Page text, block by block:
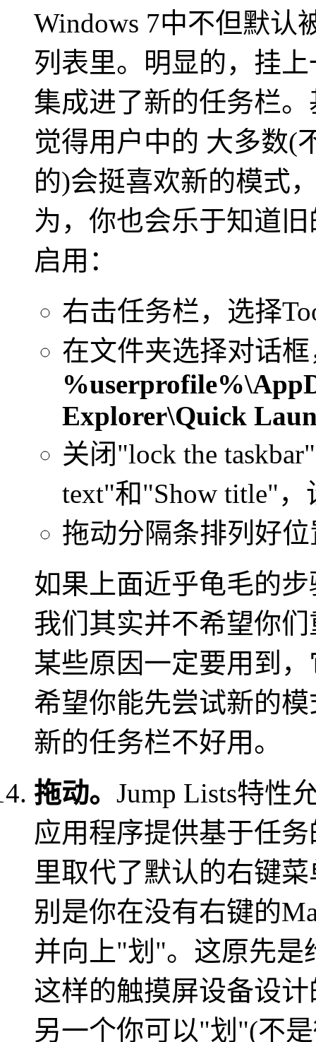
Windows 7中不但默认
列表里。明显的，挂
集成进了新的任务栏
觉得用户中的 大多数(
的)会挺喜欢新的模式
为，你也会乐于知道
启用：
右击任务栏，选择
在文件夹选择对话
Explorer\Quick
关闭"lock the
text"和"Show title"，
拖动分隔条排列好
如果上面近乎龟毛的
我们其实并不希望你
某些原因一定要用到
希望你能先尝试新的
新的任务栏不好用。
拖动。 Jump Lists特性
应用程序提供基于任
里取代了默认的右键
别是你在没有右键的
并向上"划"。这原先是
这样的触摸屏设备设计
另一个你可以"划"(不